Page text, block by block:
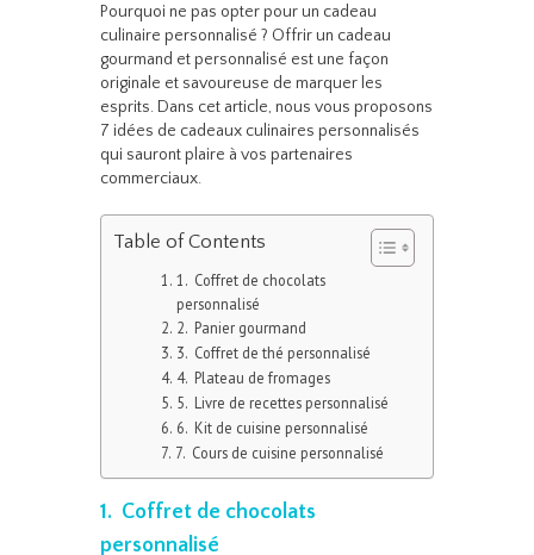
Pourquoi ne pas opter pour un cadeau
culinaire personnalisé ? Offrir un cadeau
gourmand et personnalisé est une façon
originale et savoureuse de marquer les
esprits. Dans cet article, nous vous proposons
7 idées de cadeaux culinaires personnalisés
qui sauront plaire à vos partenaires
commerciaux.
Table of Contents
1. Coffret de chocolats
personnalisé
2. Panier gourmand
3. Coffret de thé personnalisé
4. Plateau de fromages
5. Livre de recettes personnalisé
6. Kit de cuisine personnalisé
7. Cours de cuisine personnalisé
1. Coffret de chocolats
personnalisé